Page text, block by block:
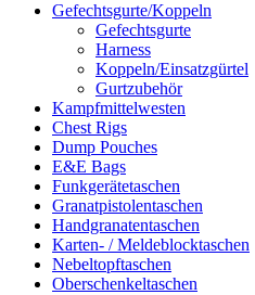
Gefechtsgurte/Koppeln
Gefechtsgurte
Harness
Koppeln/Einsatzgürtel
Gurtzubehör
Kampfmittelwesten
Chest Rigs
Dump Pouches
E&E Bags
Funkgerätetaschen
Granatpistolentaschen
Handgranatentaschen
Karten- / Meldeblocktaschen
Nebeltopftaschen
Oberschenkeltaschen